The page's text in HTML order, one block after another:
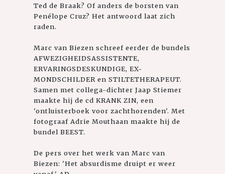
Ted de Braak? Of anders de borsten van
Penélope Cruz? Het antwoord laat zich
raden.
Marc van Biezen schreef eerder de bundels
AFWEZIGHEIDSASSISTENTE,
ERVARINGSDESKUNDIGE, EX-
MONDSCHILDER en STILTETHERAPEUT.
Samen met collega-dichter Jaap Stiemer
maakte hij de cd KRANK ZIN, een
'ontluisterboek voor zachthorenden'. Met
fotograaf Adrie Mouthaan maakte hij de
bundel BEEST.
De pers over het werk van Marc van
Biezen: 'Het absurdisme druipt er weer